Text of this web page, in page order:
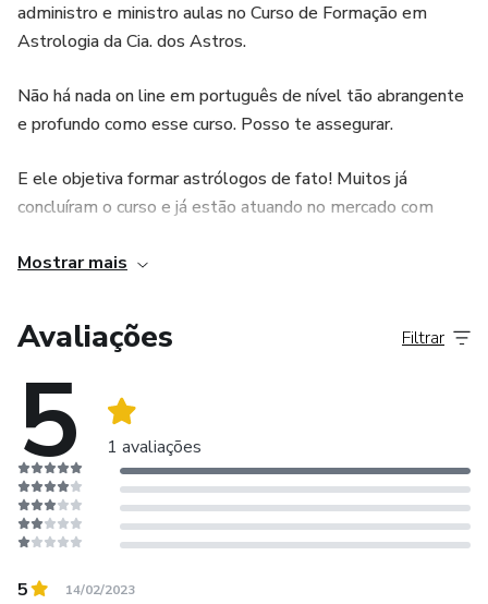
administro e ministro aulas no Curso de Formação em
Astrologia da Cia. dos Astros.
Não há nada on line em português de nível tão abrangente
e profundo como esse curso. Posso te assegurar.
E ele objetiva formar astrólogos de fato! Muitos já
concluíram o curso e já estão atuando no mercado com
Convido você a assistir um vídeo que publiquei no nosso
curso:
https://www.youtube.com/watch?v=thceXwN3IQw
Ou visite o nosso site (http://ciadosastros.com.br) e ver por
onde prefere começar a estudar: se do básico (para quem
astrologia) ou de algum módulo mais avançado.
Mostrar mais
Avaliações
5 1 avaliações
Filtrar
5 14/02/2023